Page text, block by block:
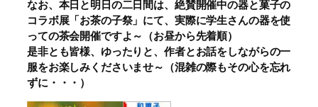
なお、本日と明日の二日間は、絶賛開催中の器と菓子の
コラボ展「お茶の子祭」にて、実際に学生さんの器を使
っての茶会開催ですよ～（お昼から先着順）
是非とも皆様、ゆったりと、作者とお話をしながらの一
服をお楽しみくださいませ～（混雑の際もその心を忘れ
ずに・・・）